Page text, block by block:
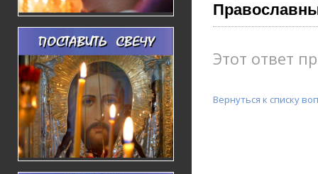
Этот ответ
Вернуться к списку